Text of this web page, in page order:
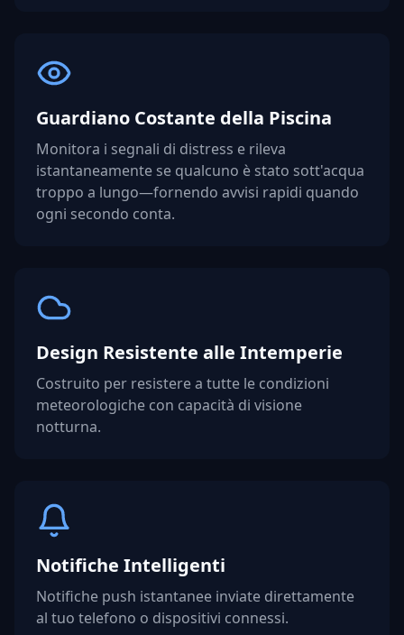
Guardiano Costante della Piscina
Monitora i segnali di distress e rileva
istantaneamente se qualcuno è stato sott'acqua
troppo a lungo—fornendo avvisi rapidi quando
ogni secondo conta.
Design Resistente alle Intemperie
Costruito per resistere a tutte le condizioni
meteorologiche con capacità di visione
notturna.
Notifiche Intelligenti
Notifiche push istantanee inviate direttamente
al tuo telefono o dispositivi connessi.